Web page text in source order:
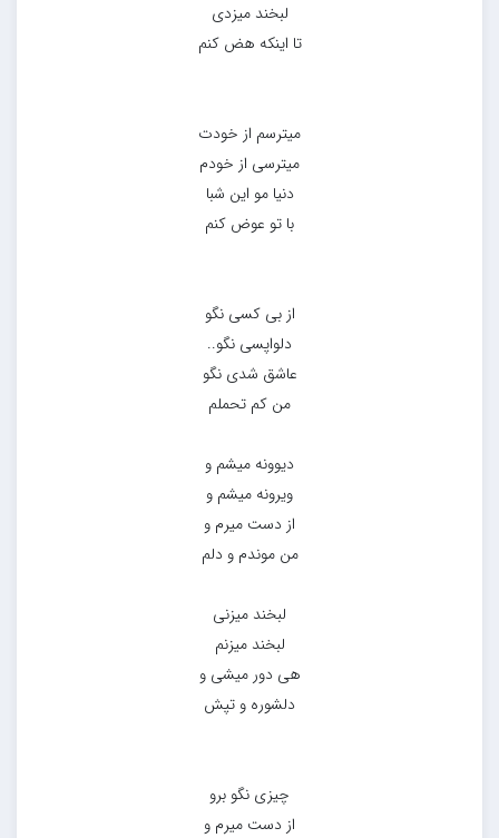
لبخند میزدی
تا اینکه هض کنم
میترسم از خودت
میترسی از خودم
دنیا مو این شبا
با تو عوض کنم
از بی کسی نگو
دلواپسی نگو..
عاشق شدی نگو
من کم تحملم
دیوونه میشم و
ویرونه میشم و
از دست میرم و
من موندم و دلم
لبخند میزنی
لبخند میزنم
هی دور میشی و
دلشوره و تپش
چیزی نگو برو
از دست میرم و